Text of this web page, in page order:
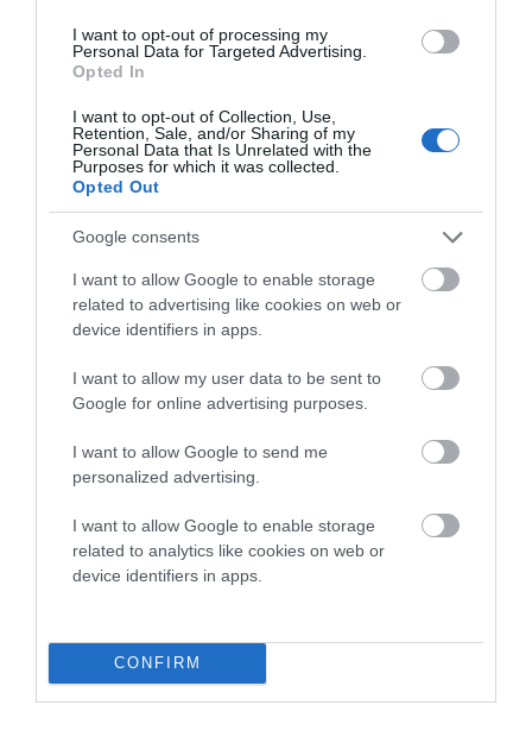
I want to opt-out of processing my
Personal Data for Targeted Advertising.
Opted In
I want to opt-out of Collection, Use,
Retention, Sale, and/or Sharing of my
Personal Data that Is Unrelated with the
Purposes for which it was collected.
Opted Out
Google consents
I want to allow Google to enable storage
related to advertising like cookies on web or
device identifiers in apps.
I want to allow my user data to be sent to
Google for online advertising purposes.
I want to allow Google to send me
personalized advertising.
I want to allow Google to enable storage
related to analytics like cookies on web or
device identifiers in apps.
CONFIRM
Προτεινόμενα άρθρα